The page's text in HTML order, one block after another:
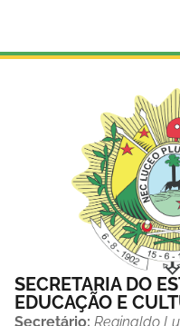
SECRETARIA DO
EDUCAÇÃO E
Secretário: Reginaldo